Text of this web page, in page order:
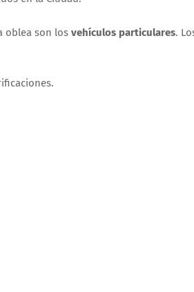
oblea son los vehículos particulares.